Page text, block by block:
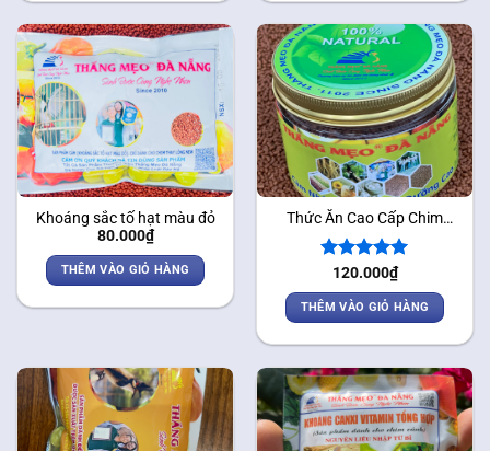
Khoáng sắc tố hạt màu đỏ
80.000₫
THÊM VÀO GIỎ HÀNG
Thức Ăn Cao Cấp Chim
Chào Mào – Cám Nhân Sâm
Dinh Dưỡng Cao
Được xếp
hạng5.00
5 sao
120.000₫
THÊM VÀO GIỎ HÀNG